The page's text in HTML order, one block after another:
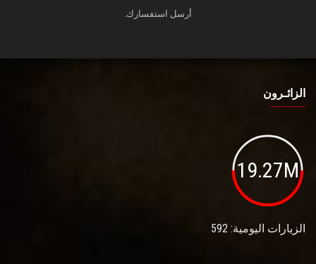
أرسل استفسارك.
الزائـرون
19.27M
الزيارات اليومية: 592